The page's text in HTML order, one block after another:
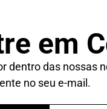
em
dentro das nossas
no seu e-mail.